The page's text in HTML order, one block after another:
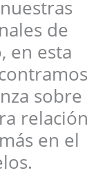
de
en esta
sobre
relación
en el